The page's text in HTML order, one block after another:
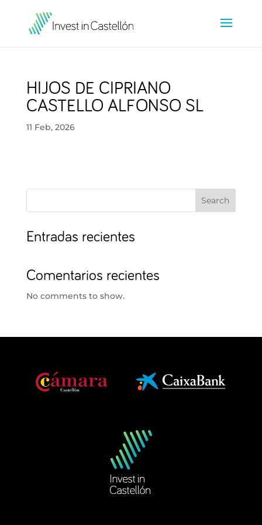
HIJOS DE CIPRIANO
CASTELLO ALFONSO SL
11 Feb, 2026
Search
Entradas recientes
Comentarios recientes
No comments to show.